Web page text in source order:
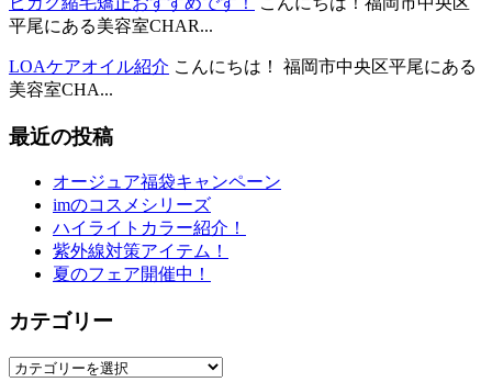
平尾にある美容室CHAR...
LOAケアオイル紹介 こんにちは！ 福岡市中央区平尾にある
美容室CHA...
最近の投稿
オージュア福袋キャンペーン
imのコスメシリーズ
ハイライトカラー紹介！
紫外線対策アイテム！
夏のフェア開催中！
カテゴリー
カ